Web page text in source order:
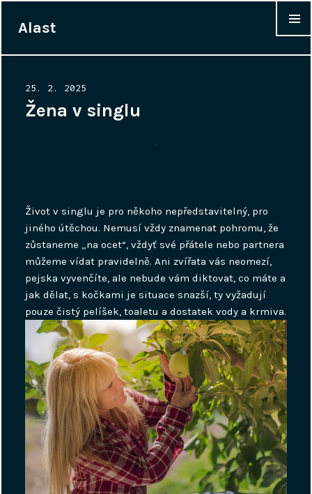
Alast
Posted
on
25. 2. 2025
Žena v singlu
Život v singlu je pro někoho nepředstavitelný, pro
jiného útěchou. Nemusí vždy znamenat pohromu, že
zůstaneme „na ocet“, vždyť své přátele nebo partnera
můžeme vídat pravidelně. Ani zvířata vás neomezí,
pejska vyvenčíte, ale nebude vám diktovat, co máte a
jak dělat, s kočkami je situace snazší, ty vyžadují
pouze čistý pelíšek, toaletu a dostatek vody a krmiva.